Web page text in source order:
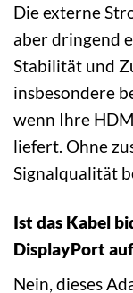
Die externe
aber dringend
Stabilität und
insbesondere
wenn Ihre
liefert. Ohne
Signalqualität
Ist das Kabel
DisplayPort
Nein, dieses